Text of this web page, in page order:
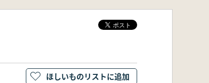
ほしいものリストに追加